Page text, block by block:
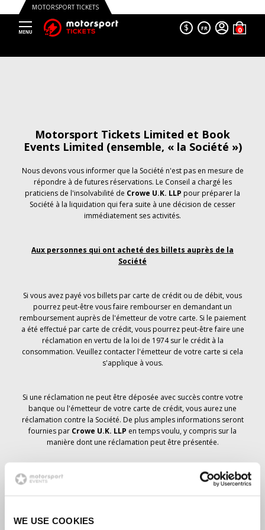
WE USE COOKIES
MOTORSPORT TICKETS
$ FR
Motorsport Tickets Limited et Book
Events Limited (ensemble, « la Société »)
Nous devons vous informer que la Société n'est pas en mesure de
répondre à de futures réservations. Le Conseil a chargé les
praticiens de l'insolvabilité de Crowe U.K. LLP pour préparer la
Société à la liquidation qui fera suite à une décision de cesser
immédiatement ses activités.
Aux personnes qui ont acheté des billets auprès de la
Société
Si vous avez payé vos billets par carte de crédit ou de débit, vous
pourrez peut-être vous faire rembourser en demandant un
remboursement auprès de l'émetteur de votre carte. Si le paiement
a été effectué par carte de crédit, vous pourrez peut-être faire une
réclamation en vertu de la loi de 1974 sur le crédit à la
consommation. Veuillez contacter l'émetteur de votre carte si cela
s'applique à vous.
Si une réclamation ne peut être déposée avec succès contre votre
banque ou l'émetteur de votre carte de crédit, vous aurez une
réclamation contre la Société. De plus amples informations seront
fournies par Crowe U.K. LLP en temps voulu, y compris sur la
manière dont une réclamation peut être présentée.
Si vous avez
avez reçu un avis d'annulation concernant votre
commande de billets, votre réservation n'a pas été annulée et il est
prévu que vous recevrez les billets que vous avez commandés en
fournisseurs pour s'assurer que les billets du Grand Prix sont livrés.